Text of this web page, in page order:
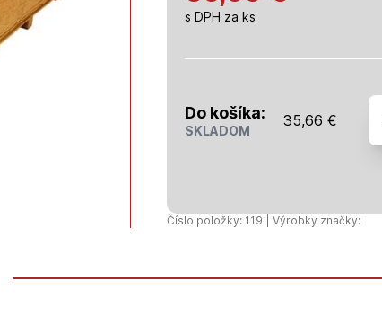
s DPH za ks
Do košíka:
SKLADOM
35,66 €
-
Číslo položky: 119 | Výrobky značky: